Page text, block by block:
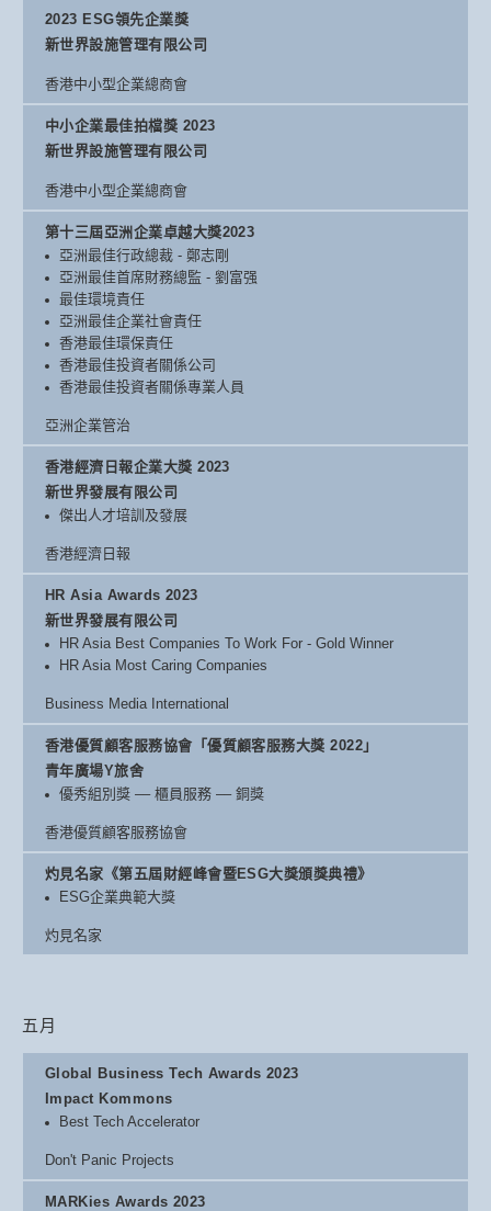
2023 ESG領先企業獎
新世界設施管理有限公司
香港中小型企業總商會
中小企業最佳拍檔獎 2023
新世界設施管理有限公司
香港中小型企業總商會
第十三屆亞洲企業卓越大獎2023
亞洲最佳行政總裁 - 鄭志剛
亞洲最佳首席財務總監 - 劉富强
最佳環境責任
亞洲最佳企業社會責任
香港最佳環保責任
香港最佳投資者關係公司
香港最佳投資者關係專業人員
亞洲企業管治
香港經濟日報企業大獎 2023
新世界發展有限公司
傑出人才培訓及發展
香港經濟日報
HR Asia Awards 2023
新世界發展有限公司
HR Asia Best Companies To Work For - Gold Winner
HR Asia Most Caring Companies
Business Media International
香港優質顧客服務協會「優質顧客服務大獎 2022」
青年廣場Y旅舍
優秀組別獎 –– 櫃員服務 –– 銅獎
香港優質顧客服務協會
灼見名家《第五屆財經峰會暨ESG大獎頒獎典禮》
ESG企業典範大獎
灼見名家
五月
Global Business Tech Awards 2023
Impact Kommons
Best Tech Accelerator
Don't Panic Projects
MARKies Awards 2023